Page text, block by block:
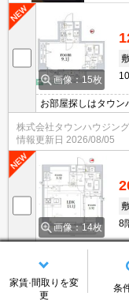
画像：15枚
お部屋探しはタウン
株式会社タウンハウジン
情報更新日 2026/08/05
画像：14枚
8
Wi-Fi無料、ペット
情報更新日2026/08/04
家賃·間取りを変
更
条